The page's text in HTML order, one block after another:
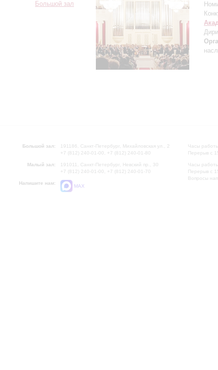
Большой зал
Большой зал:
191186, Санкт-Петербург, Михайловская ул., 2
+7 (812) 240-01-00, +7 (812) 240-01-80
Малый зал:
191011, Санкт-Петербург, Невский пр., 30
+7 (812) 240-01-00, +7 (812) 240-01-70
Напишите нам:
MAX
Часы
Перерыв с
Часы
Перерыв с
Вопросы